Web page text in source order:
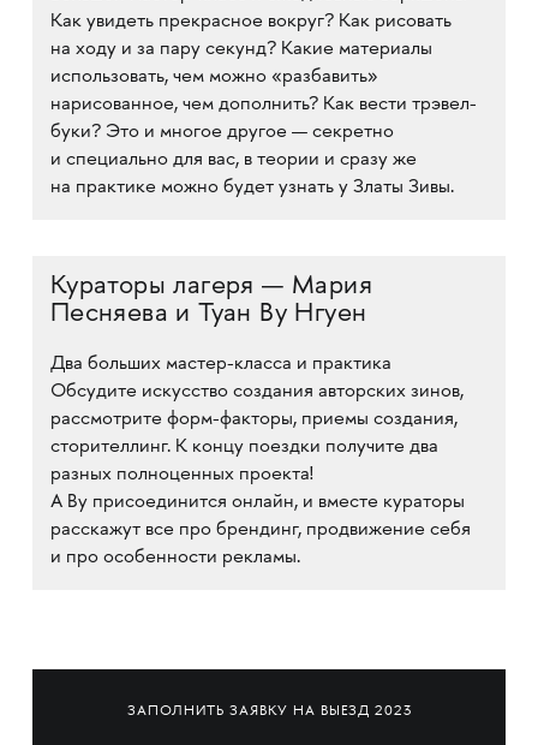
Как увидеть прекрасное вокруг? Как рисовать
на ходу и за пару секунд? Какие материалы
использовать, чем можно «разбавить»
нарисованное, чем дополнить? Как вести трэвел-
буки? Это и многое другое — секретно
и специально для вас, в теории и сразу же
на практике можно будет узнать у Златы Зивы.
Кураторы лагеря — Мария
Песняева и Туан Ву Нгуен
Два больших мастер-класса и практика
Обсудите искусство создания авторских зинов,
рассмотрите форм-факторы, приемы создания,
сторителлинг. К концу поездки получите два
разных полноценных проекта!
А Ву присоединится онлайн, и вместе кураторы
расскажут все про брендинг, продвижение себя
и про особенности рекламы.
ЗАПОЛНИТЬ ЗАЯВКУ НА ВЫЕЗД 2023